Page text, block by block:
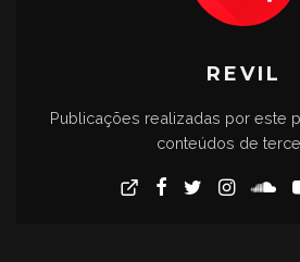
REVIL
Publicações realizadas por este
conteúdos de